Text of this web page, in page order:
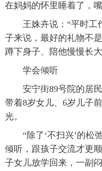
在妈妈的怀里睡着了，
王姝卉说：“平时工
子来说，最好的礼物不
蹲下身子、陪他慢慢长
学会倾听
安宁街89号院的居民
带着8岁女儿、6岁儿子
光。
“除了‘不扫兴’的松弛
倾听，跟孩子交流才更
子女儿放学回来，一副